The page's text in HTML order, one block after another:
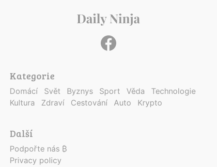
Kategorie
Domácí Svět Byznys Sport Věda
Technologie
Kultura
Zdraví Cestování Auto Krypto
Další
Podpořte nás ₿
Privacy policy